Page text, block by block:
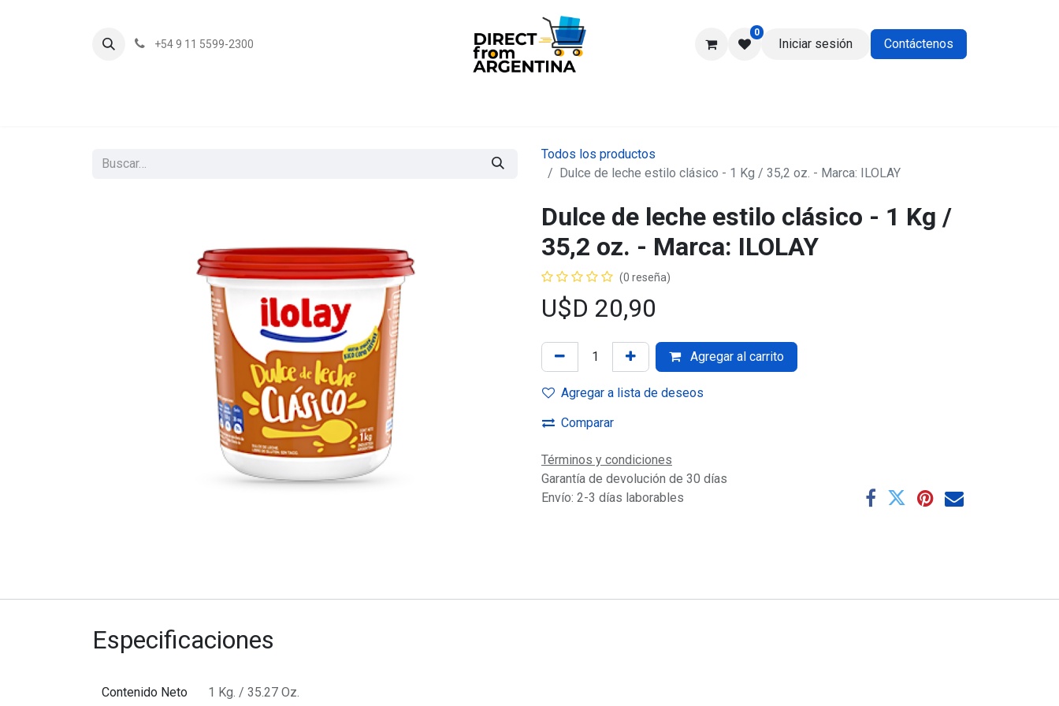
+54 9 11 5599-2300
0
Iniciar sesión Contáctenos
Todos los productos
Dulce de leche estilo clásico - 1 Kg / 35,2 oz. - Marca: ILOLAY
Dulce de leche estilo clásico - 1 Kg /
35,2 oz. - Marca: ILOLAY
(0 reseña)
U$D 20,90
Agregar al carrito
Agregar a lista de deseos
Comparar
Términos y condiciones
Garantía de devolución de 30 días
Envío: 2-3 días laborables
Especificaciones
Contenido Neto 1 Kg. / 35.27 Oz.